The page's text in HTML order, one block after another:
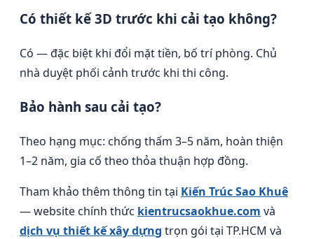
Có thiết kế 3D trước khi cải tạo không?
Có — đặc biệt khi đổi mặt tiền, bố trí phòng. Chủ
nhà duyệt phối cảnh trước khi thi công.
Bảo hành sau cải tạo?
Theo hạng mục: chống thấm 3–5 năm, hoàn thiện
1–2 năm, gia cố theo thỏa thuận hợp đồng.
Tham khảo thêm thông tin tại Kiến Trúc Sao Khuê
— website chính thức kientrucsaokhue.com và
dịch vụ thiết kế xây dựng trọn gói tại TP.HCM và